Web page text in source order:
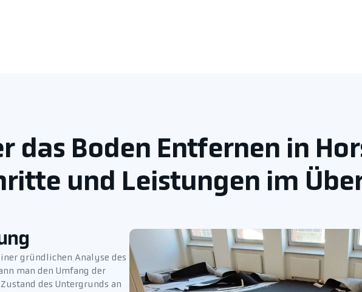
das Boden Entfernen in
und Leistungen im
gründlichen Analyse des
man den Umfang der
des Untergrunds an